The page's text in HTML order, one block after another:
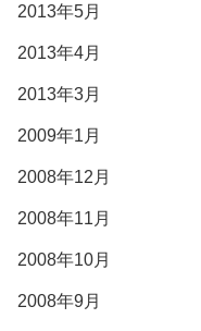
2013年5月
2013年4月
2013年3月
2009年1月
2008年12月
2008年11月
2008年10月
2008年9月